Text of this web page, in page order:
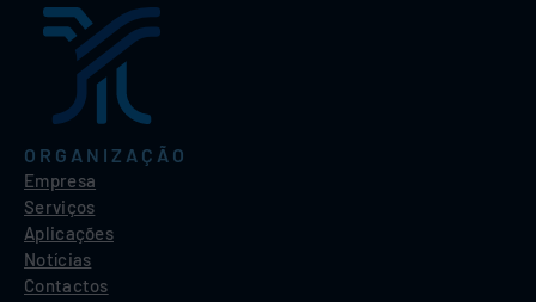
ORGANIZAÇÃO
Empresa
Serviços
Aplicações
Notícias
Contactos